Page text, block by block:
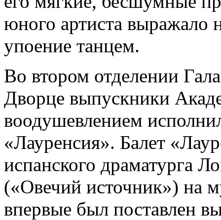
юного артиста выражало
упоение танцем.
Во втором отделении
Дворце выпускники
воодушевлением
«Лауренсия». Балет
испанского драматурга
(«Овечий источник») на
впервые был поставлен